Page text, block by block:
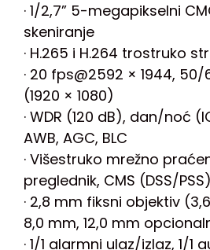
· 1/2,7” 5-megapikselni
skeniranje
· H.265 i H.264 trostruko
· 20 fps@2592 × 1944, 50/
(1920 × 1080)
· WDR (120 dB), dan/noć
AWB, AGC, BLC
· Višestruko mrežno
preglednik, CMS (DSS/
· 2,8 mm fiksni objektiv
8,0 mm, 12,0 mm
· 1/1 alarmni ulaz/izlaz, 1/1